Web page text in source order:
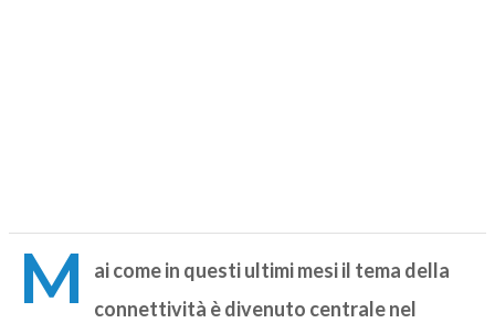
M
ai come in questi ultimi mesi il tema della
connettività è divenuto centrale nel